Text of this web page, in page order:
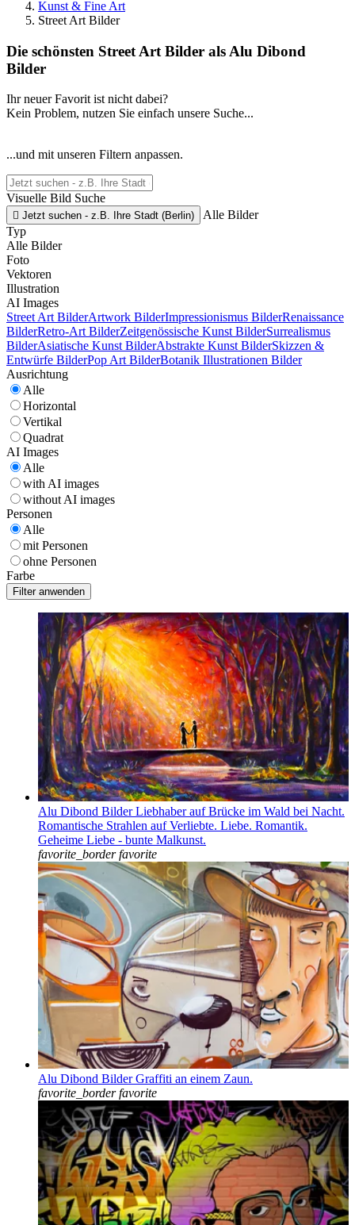
Kunst & Fine Art
Street Art Bilder
Die schönsten Street Art Bilder als Alu Dibond
Bilder
Ihr neuer Favorit ist nicht dabei?
Kein Problem, nutzen Sie einfach unsere Suche...
...und mit unseren Filtern anpassen.
Visuelle Bild Suche
 Jetzt suchen - z.B. Ihre Stadt (Berlin)
Alle Bilder
Typ
Alle Bilder
Foto
Vektoren
Illustration
AI Images
Street Art BilderArtwork BilderImpressionismus BilderRenaissance
BilderRetro-Art BilderZeitgenössische Kunst BilderSurrealismus
BilderAsiatische Kunst BilderAbstrakte Kunst BilderSkizzen &
Entwürfe BilderPop Art BilderBotanik Illustrationen Bilder
Ausrichtung
Alle
Horizontal
Vertikal
Quadrat
AI Images
Alle
with AI images
without AI images
Personen
Alle
mit Personen
ohne Personen
Farbe
Alu Dibond Bilder Liebhaber auf Brücke im Wald bei Nacht.
Romantische Strahlen auf Verliebte. Liebe. Romantik.
Geheime Liebe - bunte Malkunst.
favorite_border favorite
Alu Dibond Bilder Graffiti an einem Zaun.
favorite_border favorite